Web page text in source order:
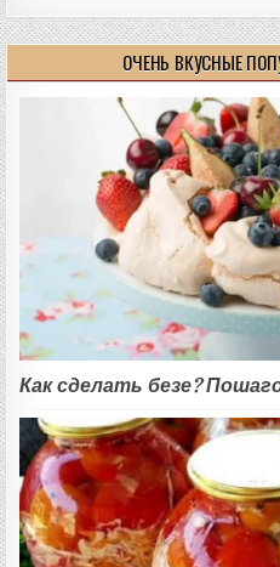
ОЧЕНЬ ВКУСНЫЕ
Как сделать безе?